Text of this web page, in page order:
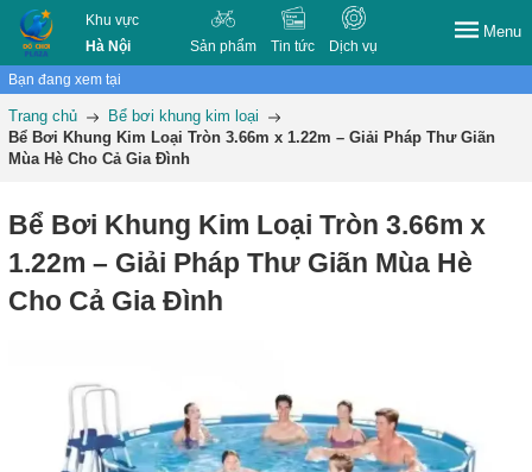
Khu vực
Hà Nội
Sản phẩm Tin tức Dịch vụ
Menu
Bạn đang xem tại
Trang chủ
Bể bơi khung kim loại
Bể Bơi Khung Kim Loại Tròn 3.66m x 1.22m – Giải Pháp Thư Giãn
Mùa Hè Cho Cả Gia Đình
Bể Bơi Khung Kim Loại Tròn 3.66m x
1.22m – Giải Pháp Thư Giãn Mùa Hè
Cho Cả Gia Đình